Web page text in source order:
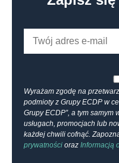
Wyrażam zgodę na
podmioty z Grupy ECDP w
Grupy ECDP”, a tym samym
usługach, promocjach lub
każdej chwili cofnąć.
prywatności oraz Informacją